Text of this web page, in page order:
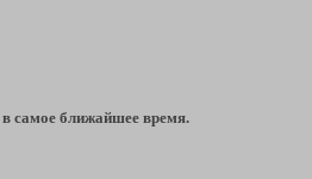
самое ближайшее время.